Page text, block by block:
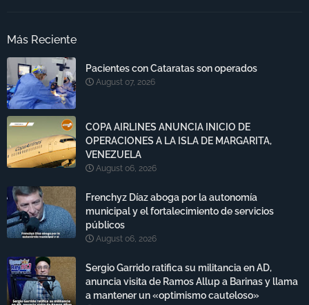
Más Reciente
Pacientes con Cataratas son operados
August 07, 2026
COPA AIRLINES ANUNCIA INICIO DE
OPERACIONES A LA ISLA DE MARGARITA,
VENEZUELA
August 06, 2026
Frenchyz Díaz aboga por la autonomía
municipal y el fortalecimiento de servicios
públicos
August 06, 2026
Sergio Garrido ratifica su militancia en AD,
anuncia visita de Ramos Allup a Barinas y llama
a mantener un «optimismo cauteloso»